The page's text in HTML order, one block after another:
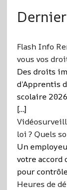
Flash Info
vous vos
Des droits
d’Apprentis
scolaire
[…]
loi ? Quels
Un
votre accord
pour
Heures de